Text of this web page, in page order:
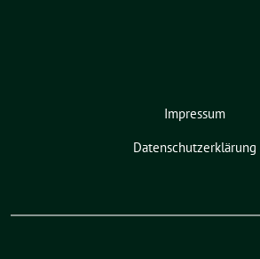
Impressum
Datenschutzerklärung